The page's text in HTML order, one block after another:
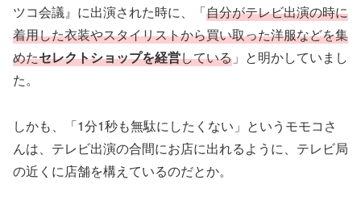
ツコ会議』に出演された時に、「自分がテレビ出演の時に
着用した衣装やスタイリストから買い取った洋服などを集
めたセレクトショップを経営している 」と明かしていまし
た。
しかも、「1分1秒も無駄にしたくない」というモモコさ
んは、テレビ出演の合間にお店に出れるように、テレビ局
の近くに店舗を構えているのだとか。